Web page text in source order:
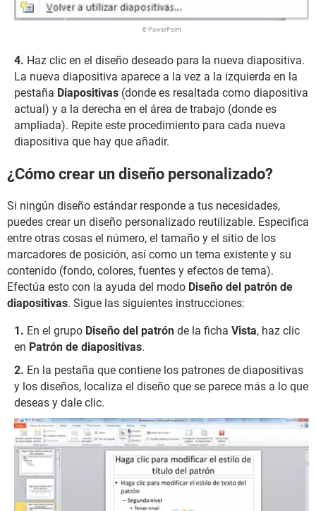
© PowerPoint
Haz clic en el diseño deseado para la nueva diapositiva.
La nueva diapositiva aparece a la vez a la izquierda en la
pestaña Diapositivas (donde es resaltada como diapositiva
actual) y a la derecha en el área de trabajo (donde es
ampliada). Repite este procedimiento para cada nueva
diapositiva que hay que añadir.
¿Cómo crear un diseño personalizado?
Si ningún diseño estándar responde a tus necesidades,
puedes crear un diseño personalizado reutilizable. Especifica
entre otras cosas el número, el tamaño y el sitio de los
marcadores de posición, así como un tema existente y su
contenido (fondo, colores, fuentes y efectos de tema).
Efectúa esto con la ayuda del modo Diseño del patrón de
diapositivas. Sigue las siguientes instrucciones:
En el grupo Diseño del patrón de la ficha Vista, haz clic
en Patrón de diapositivas.
En la pestaña que contiene los patrones de diapositivas
y los diseños, localiza el diseño que se parece más a lo que
deseas y dale clic.